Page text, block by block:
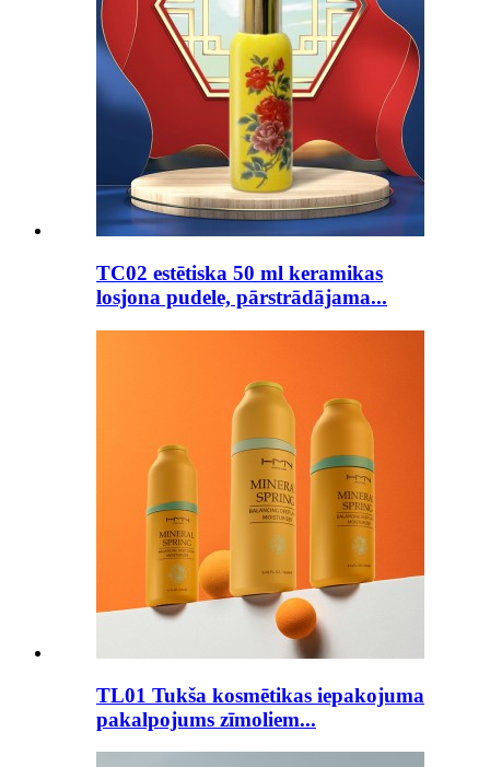
TC02 estētiska 50 ml keramikas
losjona pudele, pārstrādājama...
TL01 Tukša kosmētikas iepakojuma
pakalpojums zīmoliem...